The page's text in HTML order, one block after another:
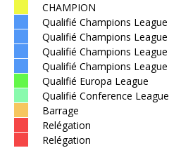
CHAMPION
Qualifié Champions League
Qualifié Champions League
Qualifié Champions League
Qualifié Champions League
Qualifié Europa League
Qualifié Conference League
Barrage
Relégation
Relégation